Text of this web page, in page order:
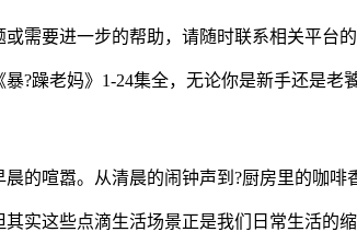
需要进一步的帮助，请随时联系相关平台
?躁老妈》1-24集全，无论你是新手还是老
的喧嚣。从清晨的闹钟声到?厨房里的咖
实这些点滴生活场景正是我们日常生活的